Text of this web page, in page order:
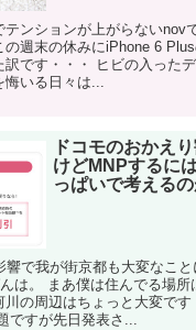
ンションが上がらないnov
の週末の休みにiPhone 6
訳です・・・ ヒビの入った
いる日々は...
ドコモのおかえ
けどMNPするに
っぱいで考える
響で我が街京都も大変なこ
は。 まあ僕は住んでる場所
川の周辺はちょっと大変で
ですが先日発表さ...